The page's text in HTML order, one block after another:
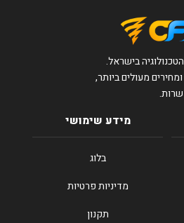
בישראל.
מעולים ביותר,
מידע שימושי
בלוג
מדיניות פרטיות
תקנון